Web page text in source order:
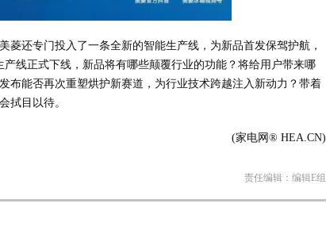
菱还专门投入了一条全新的智能生产线，为新品首发保驾护航，
线正式下线，新品将有哪些颠覆行业的功能？将给用户带来哪
布能否再次重塑烘护新赛道，为行业技术跨越注入新动力？带着
拭目以待。
(家电网® HEA.CN)
责任编辑：编辑E组